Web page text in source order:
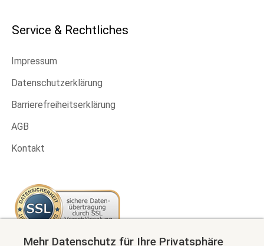
Service & Rechtliches
Impressum
Datenschutzerklärung
Barrierefreiheitserklärung
AGB
Kontakt
Mehr Datenschutz für Ihre Privatsphäre